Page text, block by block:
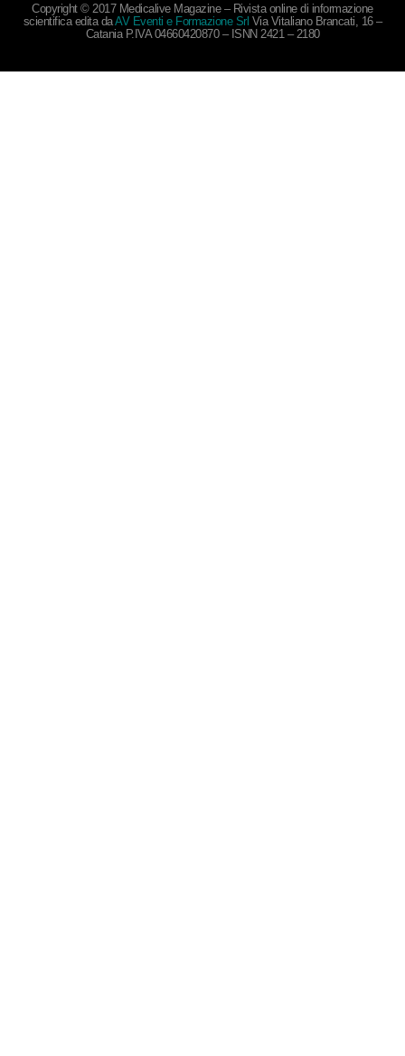
Copyright © 2017 Medicalive Magazine – Rivista online di informazione
scientifica edita daAV Eventi e Formazione Srl Via Vitaliano Brancati, 16 –
Catania P.IVA 04660420870 – ISNN 2421 – 2180